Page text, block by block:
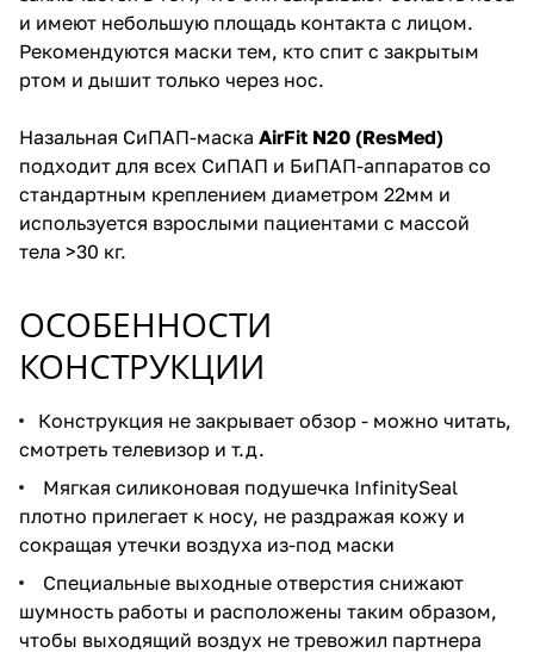
и имеют небольшую площадь контакта с лицом.
Рекомендуются маски тем, кто спит с закрытым
ртом и дышит только через нос.
Назальная СиПАП-маска AirFit N20 (ResMed)
подходит для всех СиПАП и БиПАП-аппаратов со
стандартным креплением диаметром 22мм и
используется взрослыми пациентами с массой
тела >30 кг.
ОСОБЕННОСТИ
КОНСТРУКЦИИ
Конструкция не закрывает обзор - можно читать,
смотреть телевизор и т.д.
Мягкая силиконовая подушечка InfinitySeal
плотно прилегает к носу, не раздражая кожу и
сокращая утечки воздуха из-под маски
Специальные выходные отверстия снижают
шумность работы и расположены таким образом,
чтобы выходящий воздух не тревожил партнера